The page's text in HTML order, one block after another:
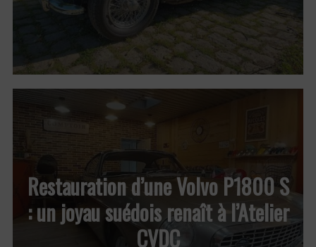
Restauration d’une Volvo P1800 S
: un joyau suédois renaît à l’Atelier
CVDC